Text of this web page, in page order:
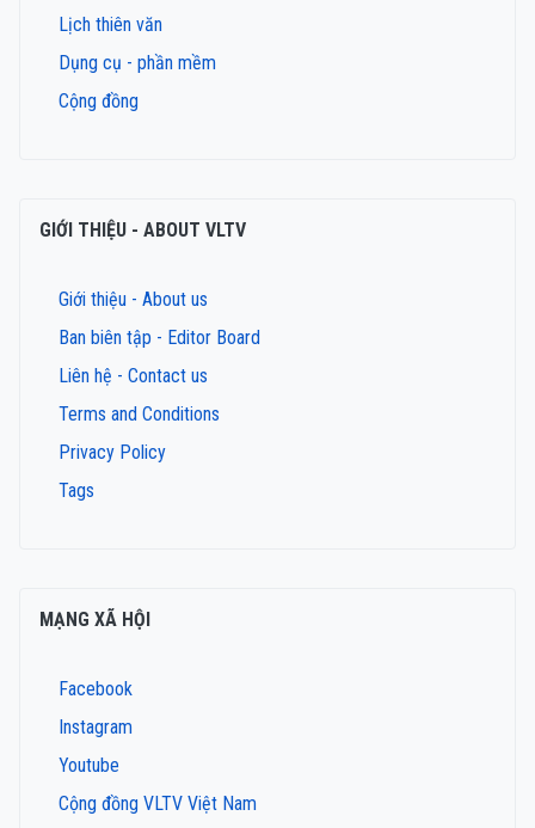
Lịch thiên văn
Dụng cụ - phần mềm
Cộng đồng
GIỚI THIỆU - ABOUT VLTV
Giới thiệu - About us
Ban biên tập - Editor Board
Liên hệ - Contact us
Terms and Conditions
Privacy Policy
Tags
MẠNG XÃ HỘI
Facebook
Instagram
Youtube
Cộng đồng VLTV Việt Nam